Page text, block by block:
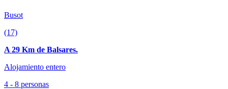
Busot
(17)
A 29 Km de Balsares.
Alojamiento entero
4 - 8 personas